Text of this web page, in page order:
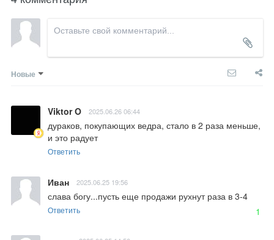
Новые
Viktor O 2025.06.26 06:44
дураков, покупающих ведра, стало в 2 раза меньше,
и это радует
Ответить
Иван 2025.06.25 19:56
слава богу...пусть еще продажи рухнут раза в 3-4
Ответить 1